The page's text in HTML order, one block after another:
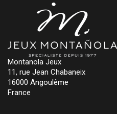
Montanola Jeux
11, rue Jean Chabaneix
16000 Angoulême
France